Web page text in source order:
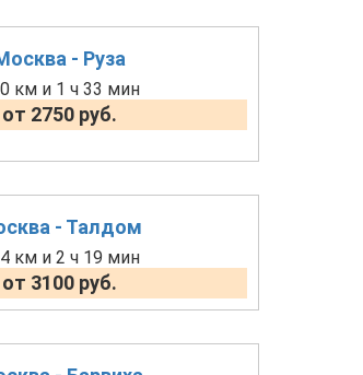
- Руза
км и 1 ч 33 мин
от 2750 руб.
- Талдом
км и 2 ч 19 мин
от 3100 руб.